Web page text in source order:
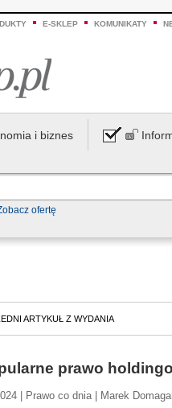
E-SKLEP KOMUNIKATY
i biznes
ofertę
ARTYKUŁ Z WYDANIA
prawo
| Prawo co dnia | Marek